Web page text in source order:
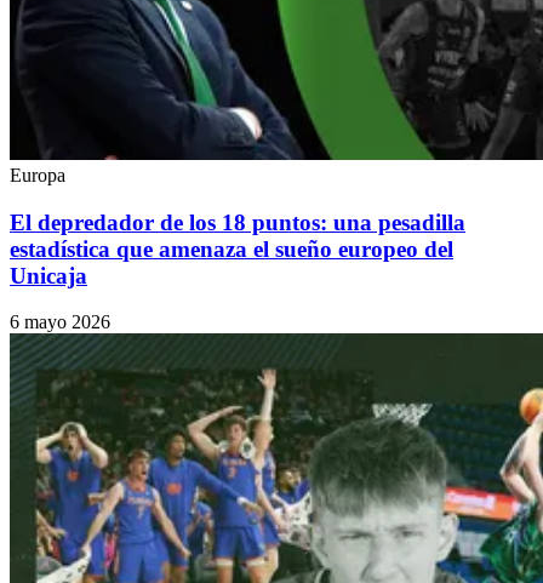
Europa
El depredador de los 18 puntos: una pesadilla
estadística que amenaza el sueño europeo del
Unicaja
6 mayo 2026